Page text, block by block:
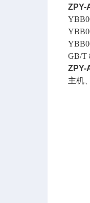
ZPY-
GB/T
主机